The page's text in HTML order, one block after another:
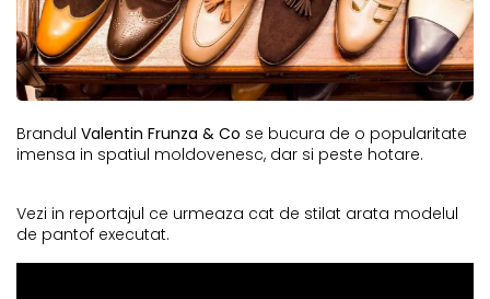
Brandul Valentin Frunza & Co se bucura de o popularitate
imensa in spatiul moldovenesc, dar si peste hotare.
Vezi in reportajul ce urmeaza cat de stilat arata modelul
de pantof executat.